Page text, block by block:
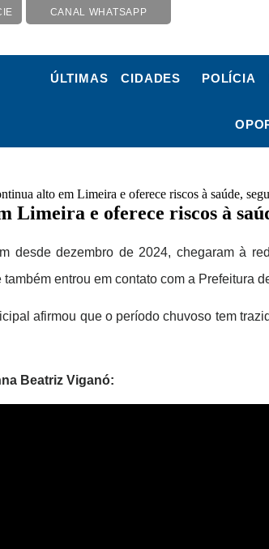
CANAL WHATSAPP
ÚLTIMAS CIDADES POLÍCIA
alto em Limeira e oferece riscos à saúde,
Limeira e oferece riscos à
desde dezembro de 2024, chegaram à
entrou em contato com a Prefeitura
afirmou que o período chuvoso tem
Beatriz Viganó: